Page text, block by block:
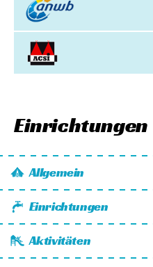
Einrichtungen
Allgemein
Wi-Fi
Fahrräder zu mieten
Kinderpaket zu mieten
Einrichtungen
Stromanschluss
Campinggas verfügbar
Aktivitäten
Animation